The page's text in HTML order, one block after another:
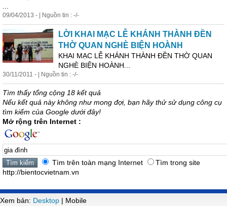
09/04/2013 - | Nguồn tin : -/-
LỜI KHAI MẠC LỄ KHÁNH THÀNH ĐỀN
THỜ QUAN NGHÈ BIỆN HOÀNH
KHAI MẠC LỄ KHÁNH THÀNH ĐỀN THỜ QUAN
NGHÈ BIỆN HOÀNH...
30/11/2011 - | Nguồn tin : -/-
Tìm thấy tổng cộng 18 kết quả
Nếu kết quả này không như mong đợi, bạn hãy thử sử dụng công cụ
tìm kiếm của Google dưới đây!
Mở rộng trên Internet :
Tìm trên toàn mạng Internet
Tìm trong site
http://bientocvietnam.vn
Xem bản: Desktop | Mobile